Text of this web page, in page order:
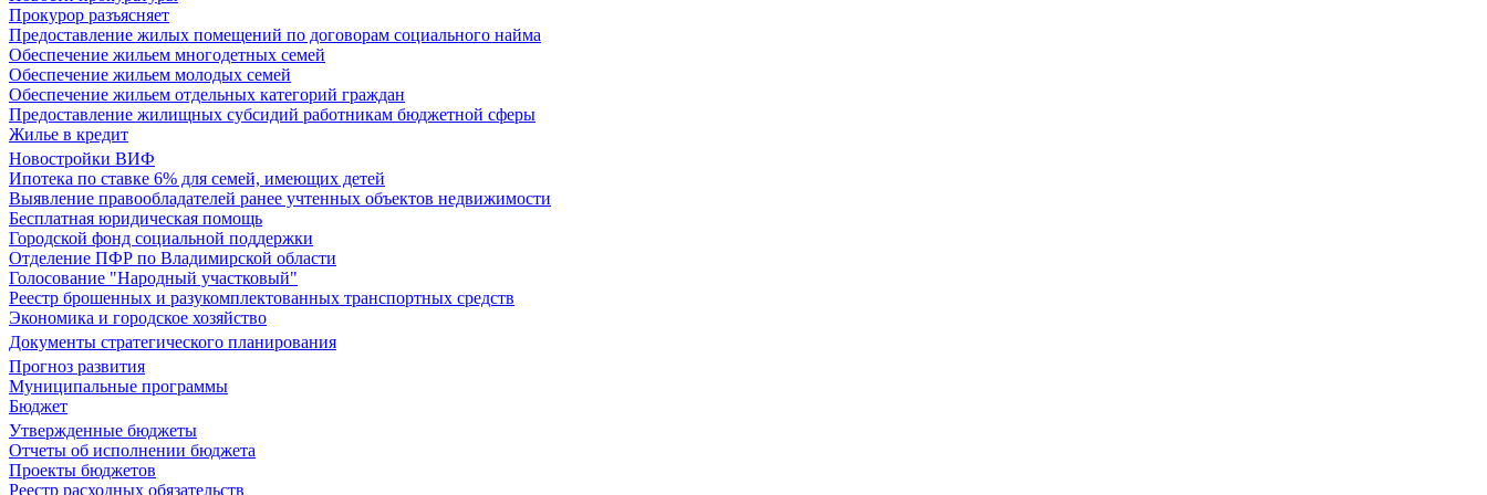
Прокурор разъясняет
Предоставление жилых помещений по договорам социального найма
Обеспечение жильем многодетных семей
Обеспечение жильем молодых семей
Обеспечение жильем отдельных категорий граждан
Предоставление жилищных субсидий работникам бюджетной сферы
Жилье в кредит
Новостройки ВИФ
Ипотека по ставке 6% для семей, имеющих детей
Выявление правообладателей ранее учтенных объектов недвижимости
Бесплатная юридическая помощь
Городской фонд социальной поддержки
Отделение ПФР по Владимирской области
Голосование "Народный участковый"
Реестр брошенных и разукомплектованных транспортных средств
Экономика и городское хозяйство
Документы стратегического планирования
Прогноз развития
Муниципальные программы
Бюджет
Утвержденные бюджеты
Отчеты об исполнении бюджета
Проекты бюджетов
Реестр расходных обязательств